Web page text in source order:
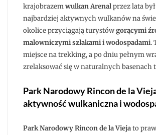
krajobrazemwulkan Arenalprzez lata
najbardziej aktywnych wulkanów na
okolice przyciągają turystówgorącymi
malowniczymi szlakami i wodospadami.
miejsce na trekking, a po dniu pełnym
zrelaksować się w naturalnych basenach
Park Narodowy Rincon de la
aktywność wulkaniczna i
Park Narodowy Rincon de la Viejato